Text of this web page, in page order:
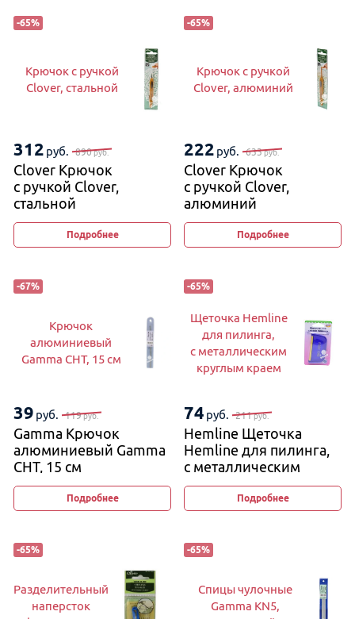
-65%
Крючок с ручкой
Clover, стальной
312 руб. 890руб.
Clover Крючок
с ручкой Clover,
стальной
Подробнее
-65%
Крючок с ручкой
Clover, алюминий
222 руб. 633руб.
Clover Крючок
с ручкой Clover,
алюминий
Подробнее
-67%
Крючок
алюминиевый
Gamma CHT, 15 см
39 руб. 119руб.
Gamma Крючок
алюминиевый Gamma
CHT, 15 см
Подробнее
-65%
Щеточка Hemline
для пилинга,
с металлическим
круглым краем
74 руб. 211руб.
Hemline Щеточка
Hemline для пилинга,
с металлическим
круглым краем
Подробнее
-65%
Разделительный
наперсток
-65%
Спицы чулочные
Gamma KN5,